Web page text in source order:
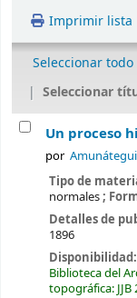
Imprimir lista
Seleccionar todo
Seleccionar
Un proceso
por
Tipo de
normales;
Detalles de
1896
Disponibilidad:
Biblioteca del
topográfica: